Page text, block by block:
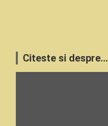
Citeste si despre...